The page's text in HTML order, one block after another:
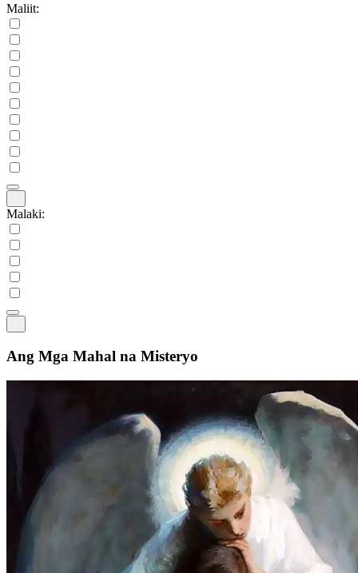
Maliit:
Malaki:
Ang Mga Mahal na Misteryo